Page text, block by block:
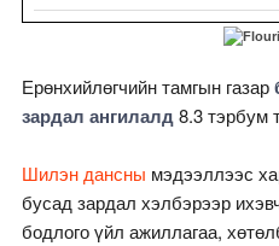
Ерөнхийлөгчийн тамгын газар
зардал ангилалд8.3 тэрбум
Шилэн дансны мэдээллээс
бусад зардал хэлбэрээр
бодлого үйл ажиллагаа,